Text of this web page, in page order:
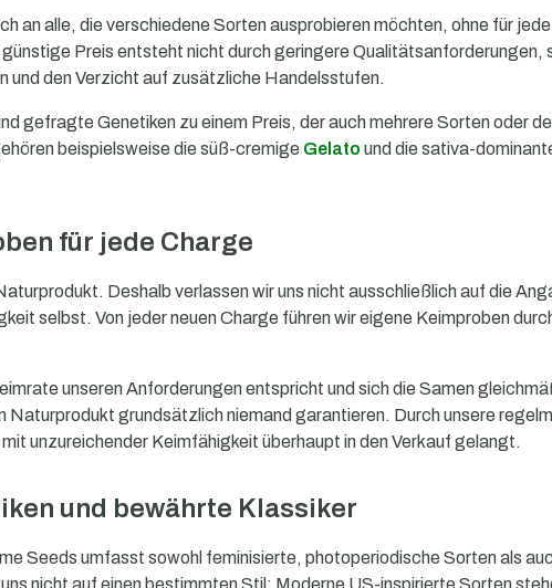
an alle, die verschiedene Sorten ausprobieren möchten, ohne für
Preis entsteht nicht durch geringere Qualitätsanforderungen,
und den Verzicht auf zusätzliche Handelsstufen.
gefragte Genetiken zu einem Preis, der auch mehrere Sorten oder
beispielsweise die süß-cremige Gelato und die sativa-
für jede Charge
Deshalb verlassen wir uns nicht ausschließlich auf die
selbst. Von jeder neuen Charge führen wir eigene Keimproben
unseren Anforderungen entspricht und sich die Samen
Naturprodukt grundsätzlich niemand garantieren. Durch unsere
unzureichender Keimfähigkeit überhaupt in den Verkauf gelangt.
und bewährte Klassiker
Seeds umfasst sowohl feminisierte, photoperiodische Sorten als
nicht auf einen bestimmten Stil: Moderne US-inspirierte Sorten